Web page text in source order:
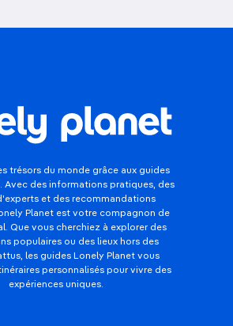
trésors du monde grâce aux guides
Avec des informations pratiques, des
et des recommandations
Planet est votre compagnon de
Que vous cherchiez à explorer des
populaires ou des lieux hors des
les guides Lonely Planet vous
personnalisés pour vivre des
expériences uniques.